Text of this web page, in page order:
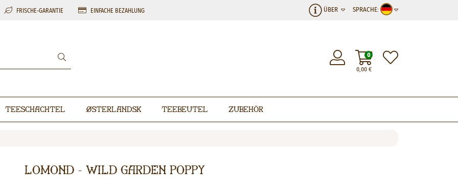
FRISCHE-GARANTIE EINFACHE BEZAHLUNG SPRACHE:
ÜBER
0,00€
0
Teeschachtel Østerlandsk Teebeutel Zubehör
Lomond - Wild Garden Poppy